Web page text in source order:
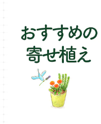
ラベンダー・ハーブ苗
ローズマリー・ハーブ苗
ガーデンベジタ・イタリア野菜